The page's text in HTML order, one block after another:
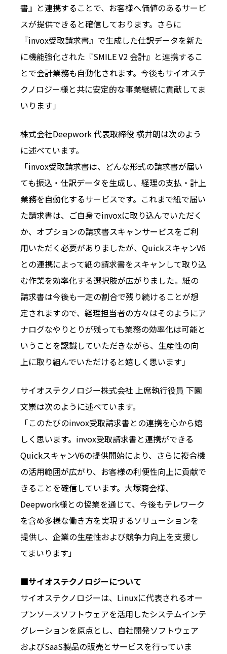
書』と連携することで、お客様へ価値のあるサービ
スが提供できると確信しております。さらに
『invox受取請求書』で生成した仕訳データを新た
に機能強化された『SMILE V2 会計』と連携するこ
とで会計業務も自動化されます。今後もサイオステ
クノロジー様と共に安定的な事業継続に貢献してま
いります」
株式会社Deepwork 代表取締役 横井朗は次のよう
に述べています。
「invox受取請求書は、どんな形式の請求書が届い
ても振込・仕訳データを生成し、経理の支払・計上
業務を自動化するサービスです。これまで紙で届い
た請求書は、ご自身でinvoxに取り込んでいただく
か、オプションの請求書スキャンサービスをご利
用いただく必要がありましたが、QuickスキャンV6
との連携によって紙の請求書をスキャンして取り込
む作業を効率化する選択肢が広がりました。紙の
請求書は今後も一定の割合で残り続けることが想
定されますので、経理担当者の方々はそのようにア
ナログなやりとりが残っても業務の効率化は可能と
いうことを認識していただきながら、生産性の向
上に取り組んでいただけると嬉しく思います」
サイオステクノロジー株式会社 上席執行役員 下園
文崇は次のように述べています。
「このたびのinvox受取請求書との連携を心から嬉
しく思います。invox受取請求書と連携ができる
QuickスキャンV6の提供開始により、さらに複合機
の活用範囲が広がり、お客様の利便性向上に貢献で
きることを確信しています。大塚商会様、
Deepwork様との協業を通じて、今後もテレワーク
を含め多様な働き方を実現するソリューションを
提供し、企業の生産性および競争力向上を支援し
てまいります」
■サイオステクノロジーについて
サイオステクノロジーは、Linuxに代表されるオー
プンソースソフトウェアを活用したシステムインテ
グレーションを原点とし、自社開発ソフトウェア
およびSaaS製品の販売とサービスを行っていま